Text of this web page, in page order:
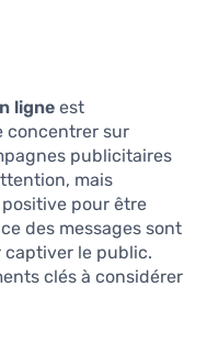
ligne est
concentrer sur
publicitaires
mais
pour être
des messages sont
le public.
clés à considérer